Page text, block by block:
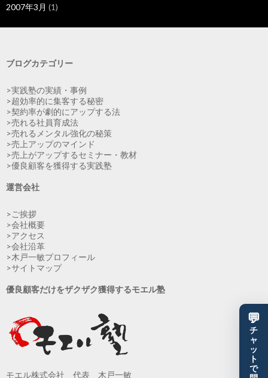
2007年3月 (1)
ブログカテゴリー
>実践塾の実績・事例
>超効率的に集客する秘密
>契約率が劇的にアップする法
>売れる社員育成法
>売れるメンタル強化の秘策
>売上アップのマインド
>売上がアップするセミナー・教材
>優良顧客を獲得する実践塾
運営会社
>ご挨拶
>会社概要
>アクセス
>会社沿革
>木戸一敏プロフィール
>サイトマップ
優良顧客だけをザクザク獲得するモエル塾
モエル株式会社 代表 木戸一敏
💬
チ
ャ
ッ
ト
で